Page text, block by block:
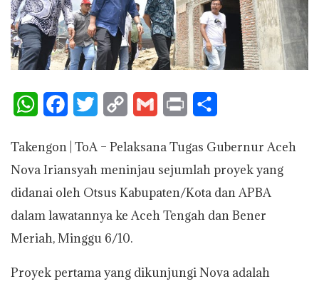
W
a
t
s
p
c
e
b
k
t
t
e
p
y
L
k
a
i
l
i
n
t
a
r
e
Takengon | ToA – Pelaksana Tugas Gubernur Aceh
Nova Iriansyah meninjau sejumlah proyek yang
didanai oleh Otsus Kabupaten/Kota dan APBA
dalam lawatannya ke Aceh Tengah dan Bener
Meriah, Minggu 6/10.
Proyek pertama yang dikunjungi Nova adalah